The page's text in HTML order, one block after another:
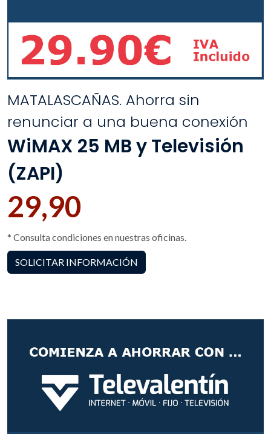
MATALASCAÑAS. Ahorra sin
renunciar a una buena conexión
WiMAX 25 MB y Televisión
(ZAPI)
29,90
* Consulta condiciones en nuestras oficinas.
SOLICITAR INFORMACIÓN